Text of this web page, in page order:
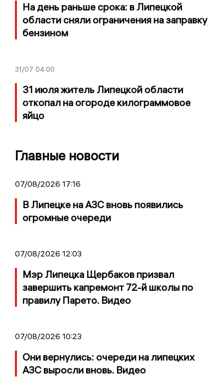
На день раньше срока: в Липецкой
области сняли ограничения на заправку
бензином
31/07 04:00
31 июля житель Липецкой области
откопал на огороде килограммовое
яйцо
Главные новости
07/08/2026 17:16
В Липецке на АЗС вновь появились
огромные очереди
07/08/2026 12:03
Мэр Липецка Щербаков призвал
завершить капремонт 72-й школы по
правилу Парето. Видео
07/08/2026 10:23
Они вернулись: очереди на липецких
АЗС выросли вновь. Видео